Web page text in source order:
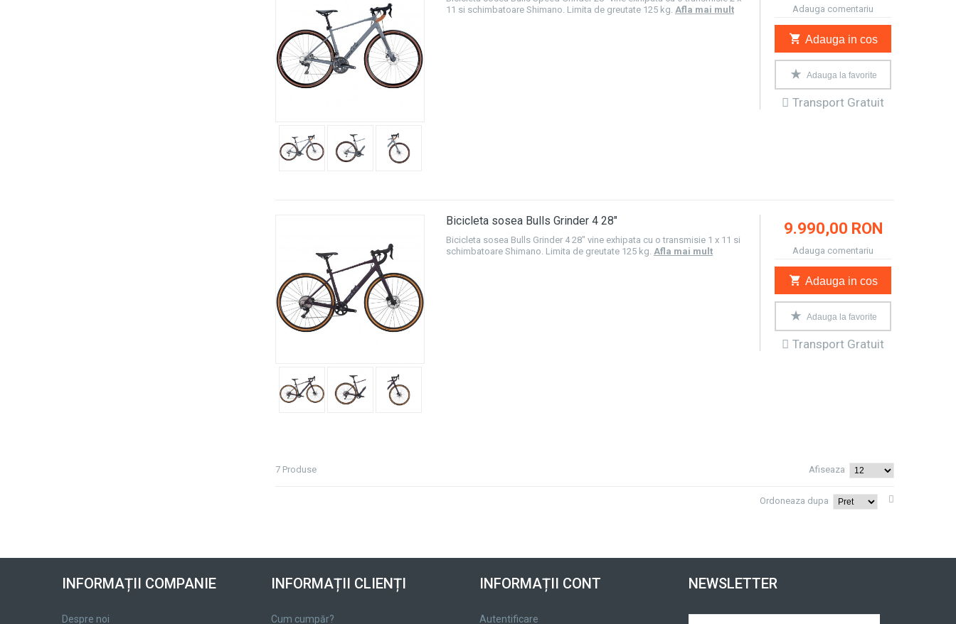
11 si schimbatoare Shimano. Limita de greutate 125 kg. Afla mai mult Adauga comentariu
Adauga in cos
Adauga la favorite
Transport Gratuit
Bicicleta sosea Bulls Grinder 4 28"
Bicicleta sosea Bulls Grinder 4 28" vine exhipata cu o transmisie 1 x 11 si
schimbatoare Shimano. Limita de greutate 125 kg. Afla mai mult
9.990,00 RON
Adauga comentariu
Adauga in cos
Adauga la favorite
Transport Gratuit
7 Produse Afiseaza
Ordoneaza dupa
INFORMAȚII COMPANIE
Despre noi
INFORMAȚII CLIENȚI
Cum cumpăr?
INFORMAȚII CONT
Autentificare
NEWSLETTER